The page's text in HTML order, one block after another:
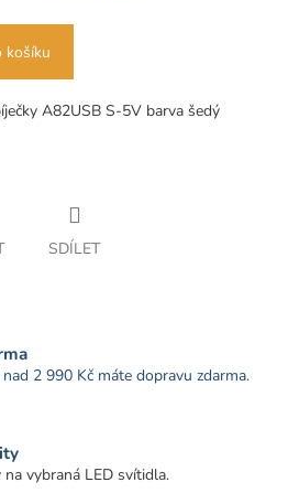
košíku
A82USB S-5V barva šedý
SDÍLET
2 990 Kč máte dopravu zdarma.
vybraná LED svítidla.